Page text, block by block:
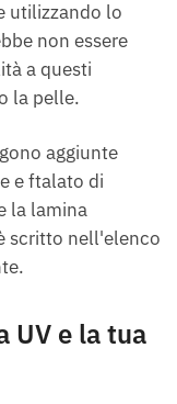
utilizzando lo
non essere
a questi
la pelle.
aggiunte
e ftalato di
la lamina
scritto nell'elenco
UV e la tua